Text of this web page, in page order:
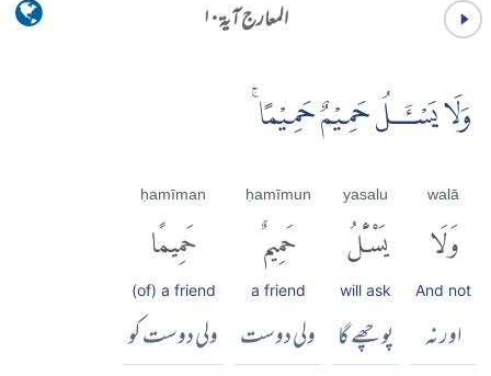
المعارج آية ۱۰
وَلَا يَسْـَٔـلُ حَمِيْمٌ حَمِيْمًا ۚ
walā
وَلَا
And not
اور نہ
yasalu
يَسْـَٔلُ
will ask
پوچھے گا
ḥamīmun
حَمِيمٌ
a friend
ولی دوست
ḥamīman
حَمِيمًا
(of) a friend
ولی دوست کو